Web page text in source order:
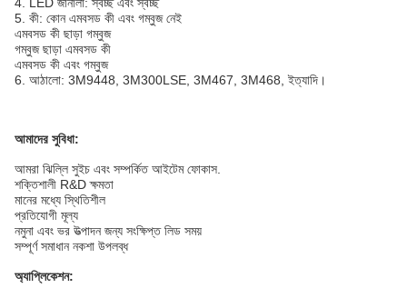
5. কী: কোন এমবসড কী এবং গম্বুজ নেই
এমবসড কী ছাড়া গম্বুজ
গম্বুজ ছাড়া এমবসড কী
এমবসড কী এবং গম্বুজ
6. আঠালো: 3M9448, 3M300LSE, 3M467, 3M468, ইত্যাদি।
আমাদের সুবিধা:
আমরা ঝিল্লি সুইচ এবং সম্পর্কিত আইটেম ফোকাস.
শক্তিশালী R&D ক্ষমতা
মানের মধ্যে স্থিতিশীল
প্রতিযোগী মূল্য
নমুনা এবং ভর উত্পাদন জন্য সংক্ষিপ্ত লিড সময়
সম্পূর্ণ সমাধান নকশা উপলব্ধ
অ্যাপ্লিকেশন: